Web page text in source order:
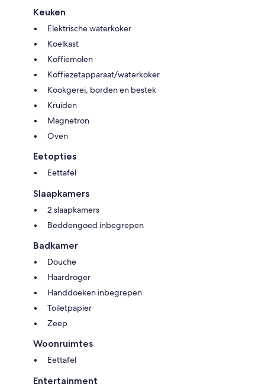
Keuken
Elektrische waterkoker
Koelkast
Koffiemolen
Koffiezetapparaat/waterkoker
Kookgerei, borden en bestek
Kruiden
Magnetron
Oven
Eetopties
Eettafel
Slaapkamers
2 slaapkamers
Beddengoed inbegrepen
Badkamer
Douche
Haardroger
Handdoeken inbegrepen
Toiletpapier
Zeep
Woonruimtes
Eettafel
Entertainment